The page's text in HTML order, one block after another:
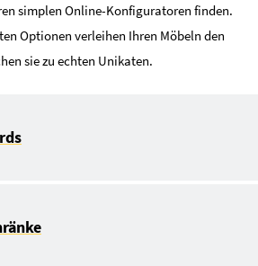
simplen Online-Konfiguratoren finden.
Optionen verleihen Ihren Möbeln den
sie zu echten Unikaten.